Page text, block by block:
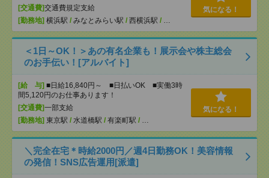
[交通費]交通費規定支給
[勤務地] 横浜駅 / みなとみらい駅 / 西横浜駅 / …
気になる！
＜1日～OK！＞あの有名企業も！展示会や株主総会
のお手伝い！[アルバイト]
[給 与] ■日給16,840円～ ■日払いOK ■実働3時
間5,120円のお仕事あります！
[交通費]一部支給
[勤務地] 東京駅 / 水道橋駅 / 有楽町駅 / …
気になる！
＼完全在宅＊時給2000円／週4日勤務OK！美容情報
の発信！SNS広告運用[派遣]